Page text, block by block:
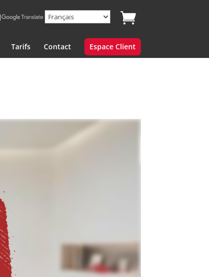
Tarifs Contact Espace Client